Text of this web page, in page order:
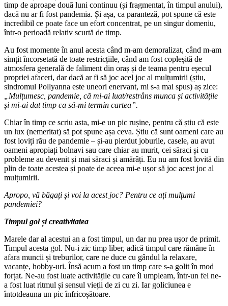
timp de aproape două luni continuu (și fragmentat, în timpul anului),
dacă nu ar fi fost pandemia. Și așa, ca paranteză, pot spune că este
incredibil ce poate face un efort concentrat, pe un singur domeniu,
într-o perioadă relativ scurtă de timp.
Au fost momente în anul acesta când m-am demoralizat, când m-am
simțit încorsetată de toate restricțiile, când am fost copleșită de
atmosfera generală de faliment din oraș și de teama pentru eșecul
propriei afaceri, dar dacă ar fi să joc acel joc al mulțumirii (știu,
sindromul Pollyanna este uneori enervant, mi s-a mai spus) aș zice:
„Mulțumesc, pandemie, că mi-ai luat/restrâns munca și activitățile
și mi-ai dat timp ca să-mi termin cartea”.
Chiar în timp ce scriu asta, mi-e un pic rușine, pentru că știu că este
un lux (nemeritat) să pot spune așa ceva. Știu că sunt oameni care au
fost loviți rău de pandemie – și-au pierdut joburile, casele, au avut
oameni apropiați bolnavi sau care chiar au murit, cei săraci și cu
probleme au devenit și mai săraci și amărâți. Eu nu am fost lovită din
plin de toate acestea și poate de aceea mi-e ușor să joc acest joc al
mulțumirii.
Apropo, vă băgați și voi la acest joc? Pentru ce ați mulțumi
pandemiei?
Timpul gol și creativitatea
Marele dar al acestui an a fost timpul, un dar nu prea ușor de primit.
Timpul acesta gol. Nu-i zic timp liber, adică timpul care rămâne în
afara muncii și treburilor, care ne duce cu gândul la relaxare,
vacanțe, hobby-uri. Însă acum a fost un timp care s-a golit în mod
forțat. Ne-au fost luate activitățile cu care îl umpleam, într-un fel ne-
a fost luat ritmul și sensul vieții de zi cu zi. Iar goliciunea e
întotdeauna un pic înfricoșătoare.